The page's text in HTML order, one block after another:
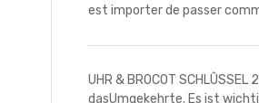
est importer de passer
UHR & BROCOT
dasUmgekehrte. Es ist